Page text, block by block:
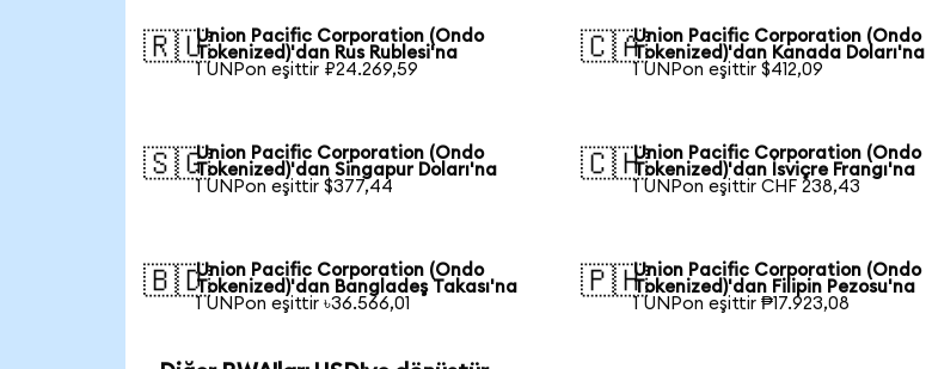
🇷🇺Union Pacific Corporation (Ondo
Tokenized)'dan Rus Rublesi'na
1 UNPon eşittir ₽24.269,59
🇨🇦Union Pacific Corporation (Ondo
Tokenized)'dan Kanada Doları'na
1 UNPon eşittir $412,09
🇸🇬Union Pacific Corporation (Ondo
Tokenized)'dan Singapur Doları'na
1 UNPon eşittir $377,44
🇨🇭Union Pacific Corporation (Ondo
Tokenized)'dan İsviçre Frangı'na
1 UNPon eşittir CHF 238,43
🇧🇩Union Pacific Corporation (Ondo
Tokenized)'dan Bangladeş Takası'na
1 UNPon eşittir ৳36.566,01
🇵🇭Union Pacific Corporation (Ondo
Tokenized)'dan Filipin Pezosu'na
1 UNPon eşittir ₱17.923,08